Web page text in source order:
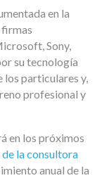
en la
Sony,
su tecnología
los particulares y,
profesional y
en los próximos
la consultora
anual de la